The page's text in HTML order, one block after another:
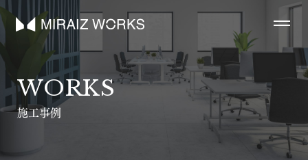
WORKS
施工事例